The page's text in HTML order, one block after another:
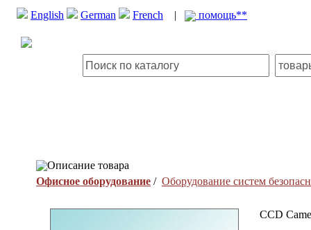
English German French | помощь**
Описание товара
Офисное оборудование / Оборудование систем
CCD